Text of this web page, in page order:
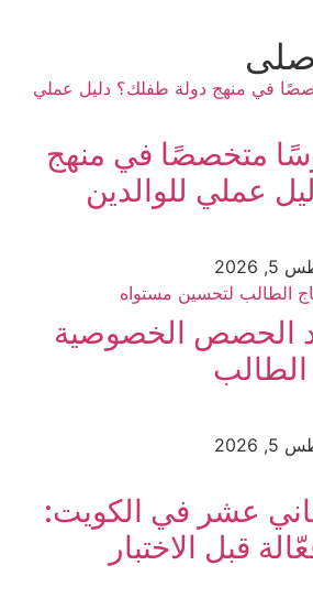
صلى
متخصصًا في منهج
عملي للوالدين
2026
الحصص الخصوصية
2026
عشر في الكويت:
قبل الاختبار